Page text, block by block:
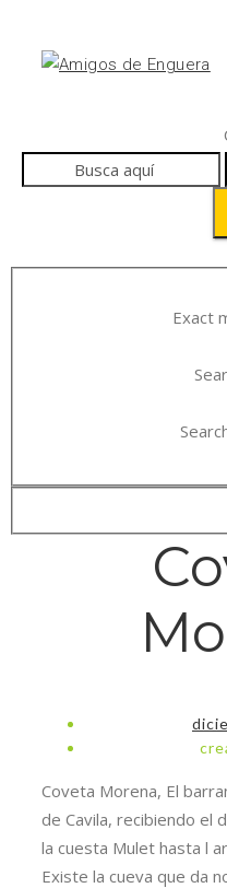
Exact
Coveta Morena, El
de Cavila, recibiendo el
la cuesta Mulet hasta l
Existe la cueva que da
Necesarias
cookies no
son
opcionales.
Son
necesarias